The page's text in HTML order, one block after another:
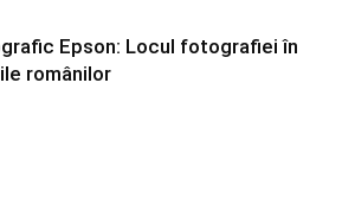
Epson: Locul fotografiei în
românilor